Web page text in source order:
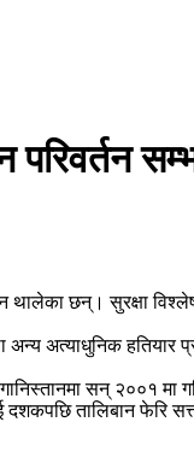
परिवर्तन
छन्। सुरक्षा
अन्य अत्याधुनिक
सन् २००१ मा
तालिबान फेरि